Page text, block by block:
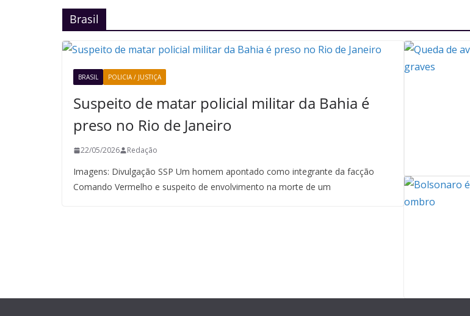
Brasil
BRASIL POLICIA / JUSTIÇA
Suspeito de matar policial militar da Bahia é
preso no Rio de Janeiro
22/05/2026 Redação
Imagens: Divulgação SSP Um homem apontado como integrante da facção
Comando Vermelho e suspeito de envolvimento na morte de um